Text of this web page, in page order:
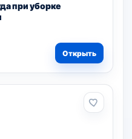
при уборке
Открыть